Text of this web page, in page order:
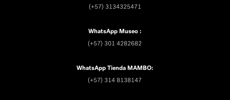
(+57) 3134325471
WhatsApp Museo :
(+57) 301 4282682
WhatsApp Tienda MAMBO:
(+57) 314 8138147